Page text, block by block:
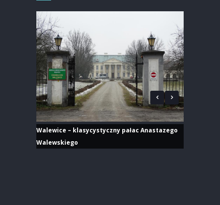
Walewice – klasycystyczny pałac Anastazego
Walewskiego